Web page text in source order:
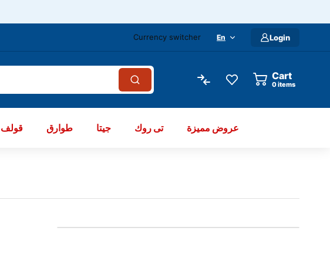
Currency switcher En Login
Cart
items
قولف طوارق جيتا تى روك عروض مميزة